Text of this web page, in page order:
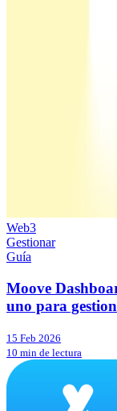
Web3
Gestionar
Guía
Moove
uno para
15 Feb 2026
10 min de lectura